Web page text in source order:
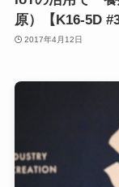
原）【K16-5D #3
2017年4月12日